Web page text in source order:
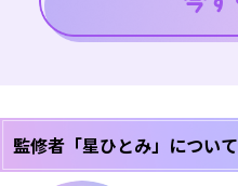
監修者「星ひとみ」について